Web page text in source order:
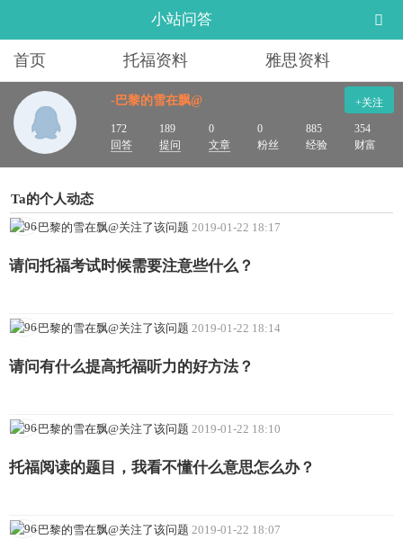
小站问答
首页 托福资料 雅思资料
+关注
-巴黎的雪在飘@
172
回答
189
提问
0
文章
0
粉丝
885
经验
354
财富
Ta的个人动态
-巴黎的雪在飘@关注了该问题 2019-01-22 18:17
请问托福考试时候需要注意些什么？
-巴黎的雪在飘@关注了该问题 2019-01-22 18:14
请问有什么提高托福听力的好方法？
-巴黎的雪在飘@关注了该问题 2019-01-22 18:10
托福阅读的题目，我看不懂什么意思怎么办？
-巴黎的雪在飘@关注了该问题 2019-01-22 18:07